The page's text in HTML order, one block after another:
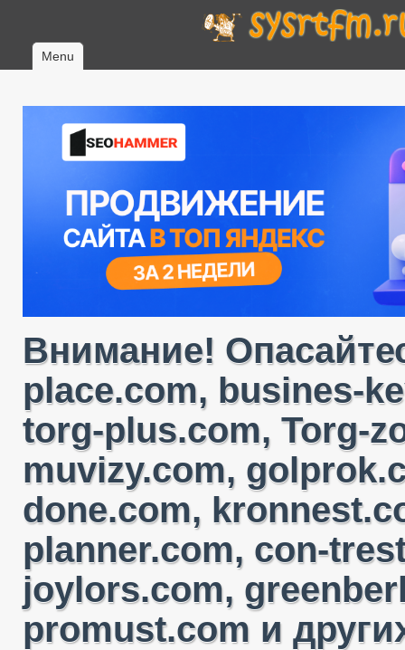
Menu
Внимание!
place.com, busines-
torg-plus.com, Torg-
muvizy.com,
done.com,
planner.com, con-
joylors.com,
promust.com и